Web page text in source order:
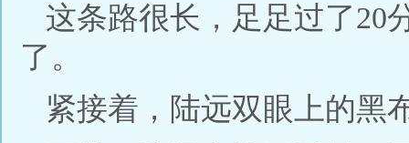
这条路很长，足足过了20
了。
紧接着，陆远双眼上的黑